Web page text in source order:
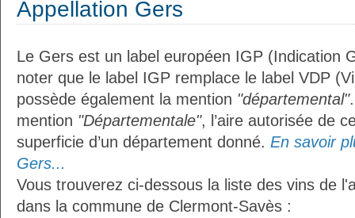
Appellation Gers
Le Gers est un label européen IGP (Indication
noter que le label IGP remplace le label VDP
possède également la mention "départemental"
mention "Départementale", l’aire autorisée de
superficie d’un département donné. En savoir
Gers...
Vous trouverez ci-dessous la liste des vins de
dans la commune de Clermont-Savès :